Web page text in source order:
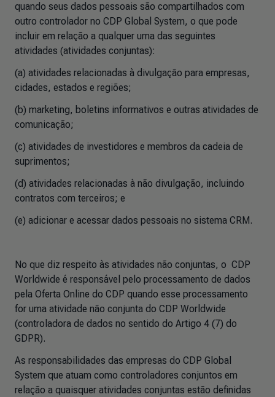
quando seus dados pessoais são compartilhados com
outro controlador no CDP Global System, o que pode
incluir em relação a qualquer uma das seguintes
atividades (atividades conjuntas):
(a) atividades relacionadas à divulgação para empresas,
cidades, estados e regiões;
(b) marketing, boletins informativos e outras atividades de
comunicação;
(c) atividades de investidores e membros da cadeia de
suprimentos;
(d) atividades relacionadas à não divulgação, incluindo
contratos com terceiros; e
(e) adicionar e acessar dados pessoais no sistema CRM.
No que diz respeito às atividades não conjuntas, o CDP
Worldwide é responsável pelo processamento de dados
pela Oferta Online do CDP quando esse processamento
for uma atividade não conjunta do CDP Worldwide
(controladora de dados no sentido do Artigo 4 (7) do
GDPR).
As responsabilidades das empresas do CDP Global
System que atuam como controladores conjuntos em
relação a quaisquer atividades conjuntas estão definidas